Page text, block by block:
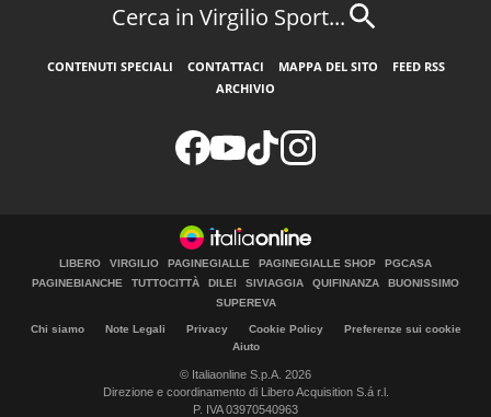
Cerca in Virgilio Sport...
CONTENUTI SPECIALI CONTATTACI MAPPA DEL SITO
FEED RSS
ARCHIVIO
LIBERO VIRGILIO PAGINEGIALLE PAGINEGIALLE SHOP
PGCASA
PAGINEBIANCHE
TUTTOCITTÀ DILEI SIVIAGGIA QUIFINANZA
BUONISSIMO
SUPEREVA
Chi siamo Note Legali Privacy Cookie Policy
Preferenze sui cookie
Aiuto
© Italiaonline S.p.A. 2026
Direzione e coordinamento di Libero Acquisition S.á r.l.
P. IVA 03970540963